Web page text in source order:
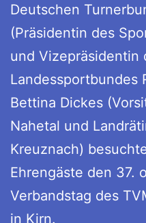
Deutschen
(Präsidentin des
und Vizepräsidentin
Landessportbundes
Bettina Dickes
Nahetal und
Kreuznach)
Ehrengäste den 37.
Verbandstag des
in Kirn.